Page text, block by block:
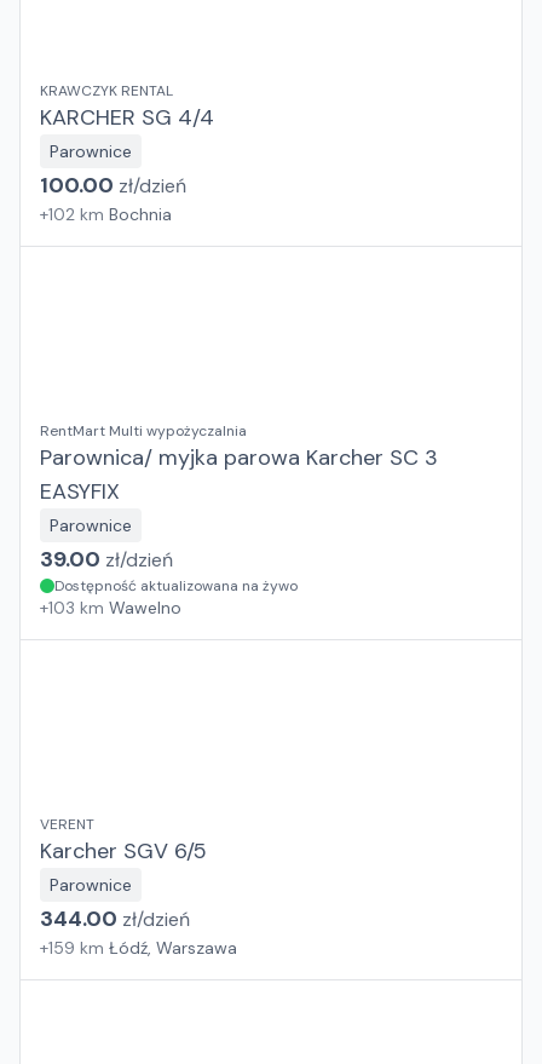
KRAWCZYK RENTAL
KARCHER SG 4/4
Parownice
100.00 zł/dzień
+102 km Bochnia
RentMart Multi wypożyczalnia
Parownica/ myjka parowa Karcher SC 3
EASYFIX
Parownice
39.00 zł/dzień
Dostępność aktualizowana na żywo
+103 km Wawelno
VERENT
Karcher SGV 6/5
Parownice
344.00 zł/dzień
+159 km Łódź, Warszawa